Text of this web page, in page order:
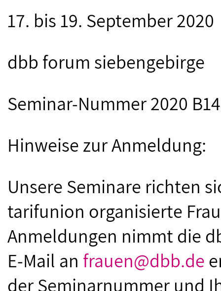
17. bis 19. September 2020
dbb forum siebengebirge
Seminar-Nummer 2020
Hinweise zur Anmeldung:
Unsere Seminare richten
tarifunion organisierte
Anmeldungen nimmt die
E-Mail an frauen@dbb.de
der Seminarnummer und